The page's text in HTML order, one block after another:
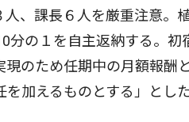
、課長６人を厳重注意。
の１を自主返納する。初
のため任期中の月額報酬
加えるものとする」とした